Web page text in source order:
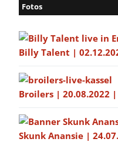
Fotos
Billy Talent |
Broilers | 20.08.2022 |
Skunk Anansie |